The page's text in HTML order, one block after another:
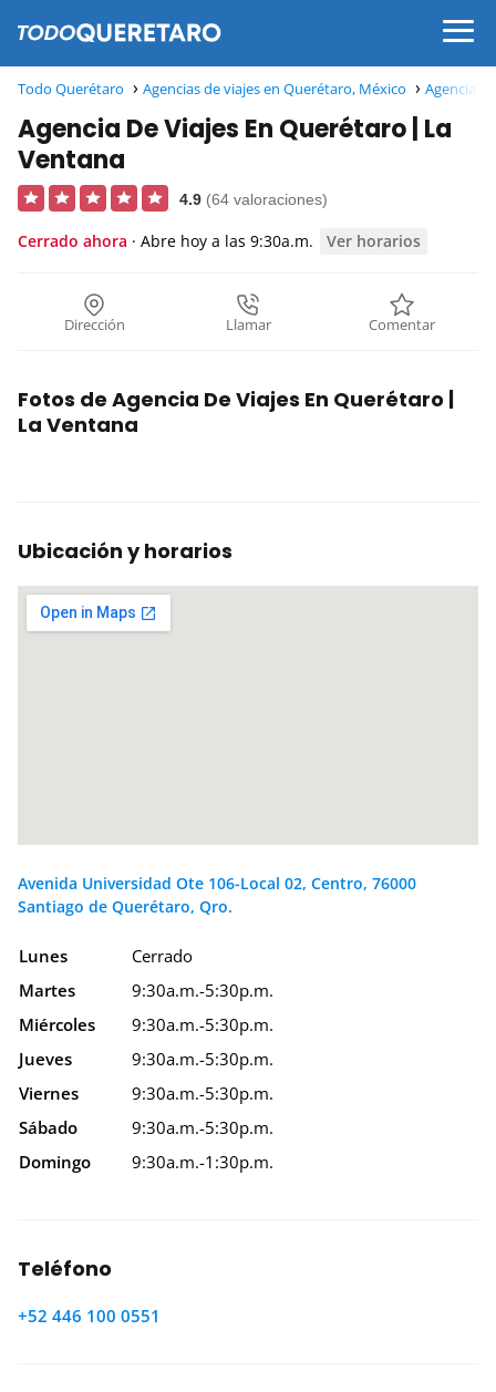
Todo Querétaro Agencias de viajes en Querétaro, México Agencias
Agencia De Viajes En Querétaro | La
Ventana
4.9 (64 valoraciones)
Cerrado ahora · Abre hoy a las 9:30a.m. Ver horarios
Dirección Llamar Comentar
Fotos de Agencia De Viajes En Querétaro |
La Ventana
Ubicación y horarios
Avenida Universidad Ote 106-Local 02, Centro, 76000
Santiago de Querétaro, Qro.
Lunes
Cerrado
Martes
9:30a.m.-5:30p.m.
Miércoles
9:30a.m.-5:30p.m.
Jueves
9:30a.m.-5:30p.m.
Viernes
9:30a.m.-5:30p.m.
Sábado
9:30a.m.-5:30p.m.
Domingo
9:30a.m.-1:30p.m.
Teléfono
+52 446 100 0551